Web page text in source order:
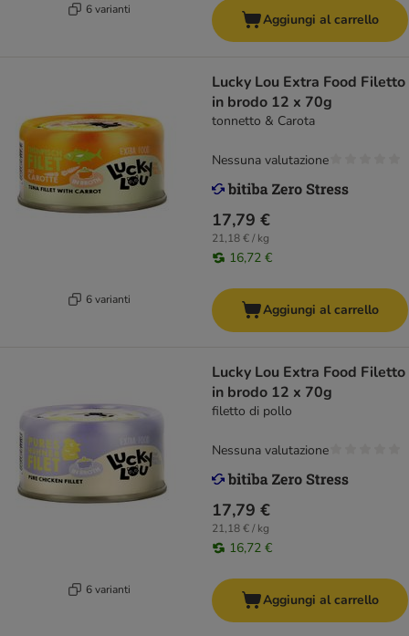
6 varianti
Aggiungi al carrello
6 varianti
Lucky Lou Extra Food Filetto
in brodo 12 x 70g
tonnetto & Carota
17,79 €
21,18 € / kg
16,72 €
Nessuna valutazione
Aggiungi al carrello
6 varianti
Lucky Lou Extra Food Filetto
in brodo 12 x 70g
filetto di pollo
17,79 €
21,18 € / kg
16,72 €
Nessuna valutazione
Aggiungi al carrello